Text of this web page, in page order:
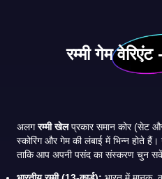
रम्मी गेम
अलगरम्मी खेलप्रकार समान कोर (सेट
स्कोरिंग और गेम की लंबाई में भिन्न होते हैं।
ताकि आप अपनी पसंद का संस्करण चुन